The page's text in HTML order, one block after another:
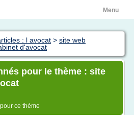
Menu
: l avocat > site web
d'avocat
pour le thème : site
pour ce thème